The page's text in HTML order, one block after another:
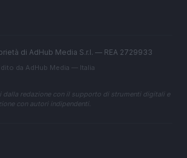
di AdHub Media S.r.l. — REA 2729933
da AdHub Media — Italia
dalla redazione con il supporto di strumenti digitali e
con autori indipendenti.